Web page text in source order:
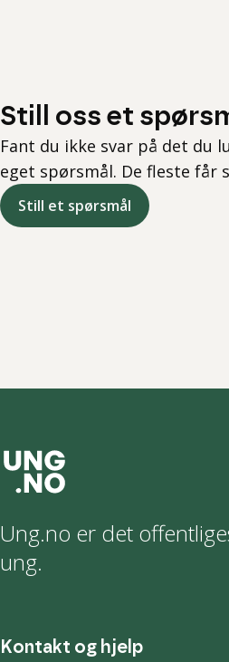
Still oss et
Fant du ikke svar på det du
eget spørsmål. De fleste får
Still et spørsmål
Ung.no er det
ung.
Kontakt og hjelp